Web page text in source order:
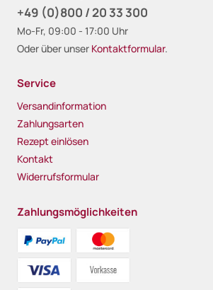
+49 (0)800 / 20 33 300
Mo-Fr, 09:00 - 17:00 Uhr
Oder über unser Kontaktformular.
Service
Versandinformation
Zahlungsarten
Rezept einlösen
Kontakt
Widerrufsformular
Zahlungsmöglichkeiten